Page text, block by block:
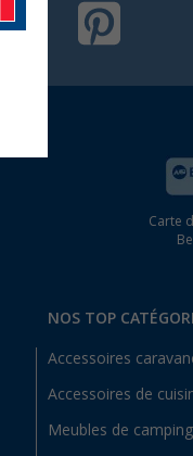
Carte
NOS TOP
Accessoires
Accessoires de
Meubles de camping